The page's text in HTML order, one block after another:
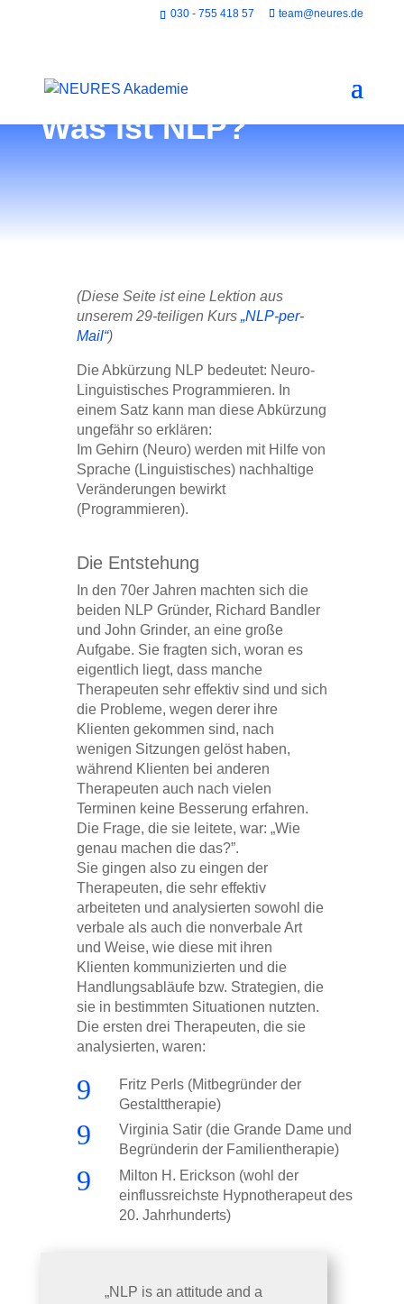
030 - 755 418 57 team@neures.de
Was ist NLP?
(Diese Seite ist eine Lektion aus
unserem 29-teiligen Kurs „NLP-per-
Mail“)
Die Abkürzung NLP bedeutet: Neuro-
Linguistisches Programmieren. In
einem Satz kann man diese Abkürzung
ungefähr so erklären:
Im Gehirn (Neuro) werden mit Hilfe von
Sprache (Linguistisches) nachhaltige
Veränderungen bewirkt
(Programmieren).
Die Entstehung
In den 70er Jahren machten sich die
beiden NLP Gründer, Richard Bandler
und John Grinder, an eine große
Aufgabe. Sie fragten sich, woran es
eigentlich liegt, dass manche
Therapeuten sehr effektiv sind und sich
die Probleme, wegen derer ihre
Klienten gekommen sind, nach
wenigen Sitzungen gelöst haben,
während Klienten bei anderen
Therapeuten auch nach vielen
Terminen keine Besserung erfahren.
Die Frage, die sie leitete, war: „Wie
genau machen die das?”.
Sie gingen also zu eingen der
Therapeuten, die sehr effektiv
arbeiteten und analysierten sowohl die
verbale als auch die nonverbale Art
und Weise, wie diese mit ihren
Klienten kommunizierten und die
Handlungsabläufe bzw. Strategien, die
sie in bestimmten Situationen nutzten.
Die ersten drei Therapeuten, die sie
analysierten, waren:
9
Fritz Perls (Mitbegründer der
Gestalttherapie)
9
Virginia Satir (die Grande Dame und
Begründerin der Familientherapie)
9
Milton H. Erickson (wohl der
einflussreichste Hypnotherapeut des
20. Jahrhunderts)
„NLP is an attitude and a